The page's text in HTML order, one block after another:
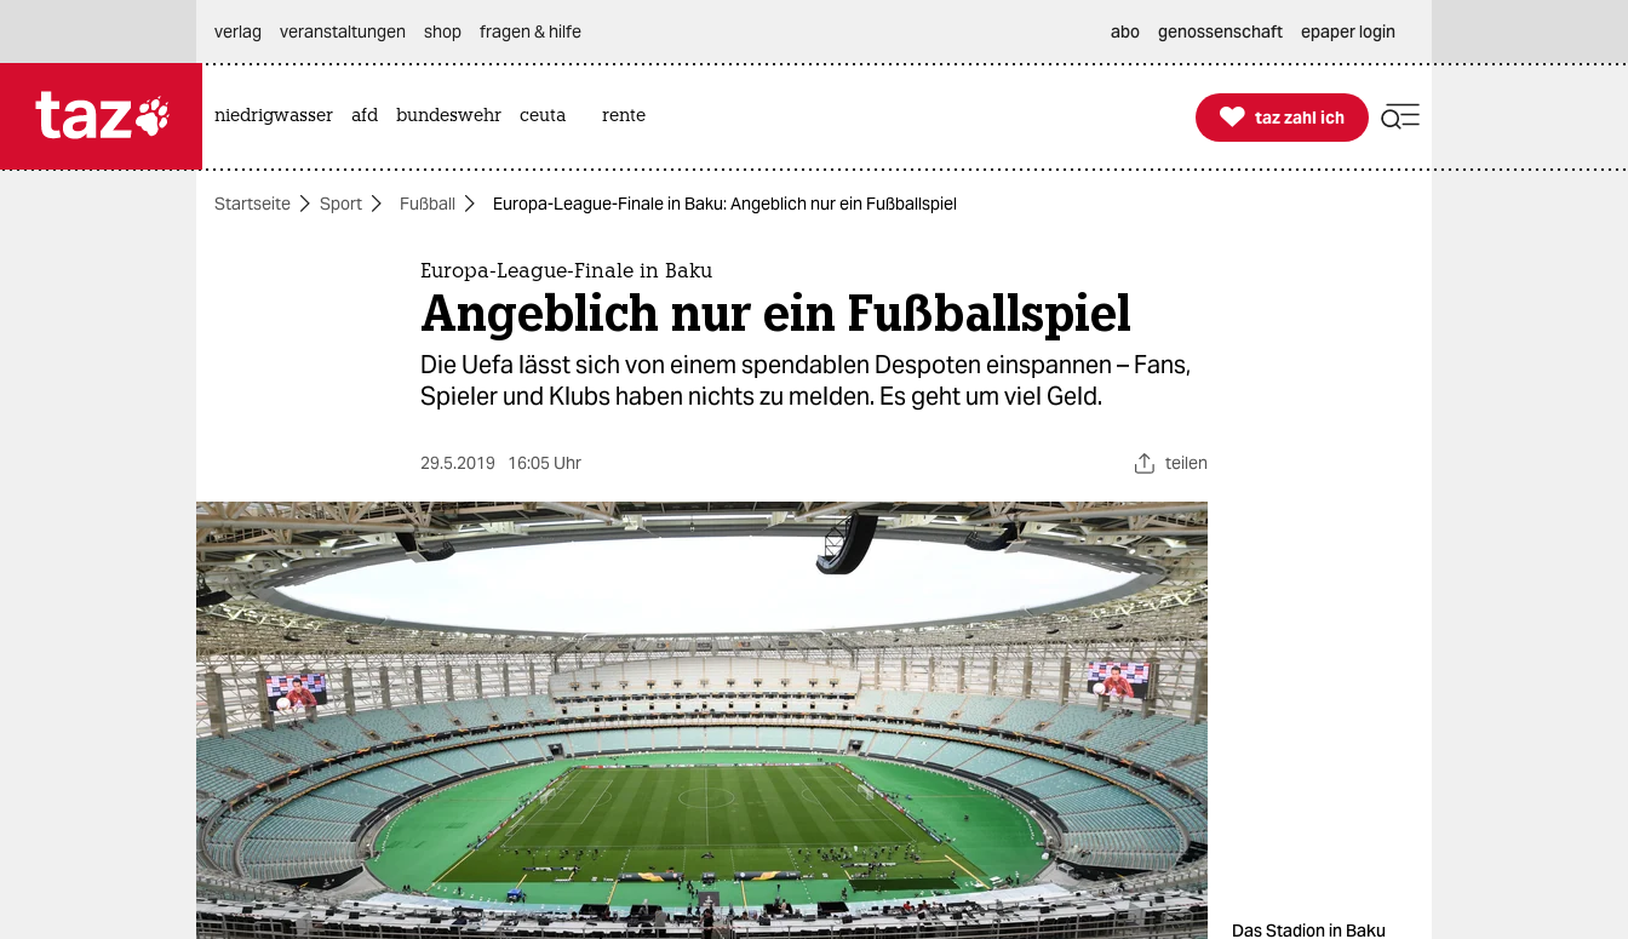
themen
berlin
nord
wahrheit
verlag
verlag
veranstaltungen
shop
fragen & hilfe
verlag
veranstaltungen shop fragen & hilfe abo genossenschaft epaper login
niedrigwasser afd bundeswehr ceuta rente 
taz zahl ich
taz zahl ich
Startseite Sport Fußball Europa-League-Finale in Baku: Angeblich nur ein Fußballspiel
Europa-League-Finale in Baku
Angeblich nur ein Fußballspiel
Die Uefa lässt sich von einem spendablen Despoten einspannen – Fans,
Spieler und Klubs haben nichts zu melden. Es geht um viel Geld.
29.5.2019 16:05 Uhr teilen
Das Stadion in Baku